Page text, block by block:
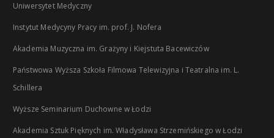
Uniwersytet Medyczny
Instytut Medycyny Pracy im. prof. J. Nofera
Akademia Muzyczna im. Grażyny i Kiejstuta Bacewiczów
Państwowa Wyższa Szkoła Filmowa Telewizyjna i Teatralna im. L.
Schillera
Wyższe Seminarium Duchowne w Łodzi
Akademia Sztuk Pięknych im. Władysława Strzemińskiego w Łodzi